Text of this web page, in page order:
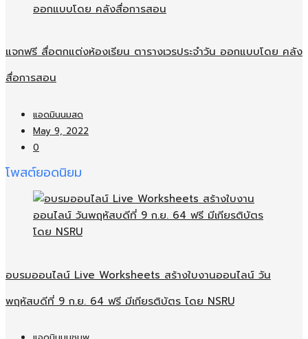
แจกฟรี สื่อตกแต่งห้องเรียน ตารางเวรประจำวัน ออกแบบโดย คลัง
สื่อการสอน
แอดมินนมสด
May 9, 2022
0
โพสต์ยอดนิยม
อบรมออนไลน์​ Live Worksheets สร้างใบงานออนไลน์​ วัน
พฤหัสบดีที่ 9 ก.ย. 64 ฟรี มีเกียรติบัตร โดย NSRU